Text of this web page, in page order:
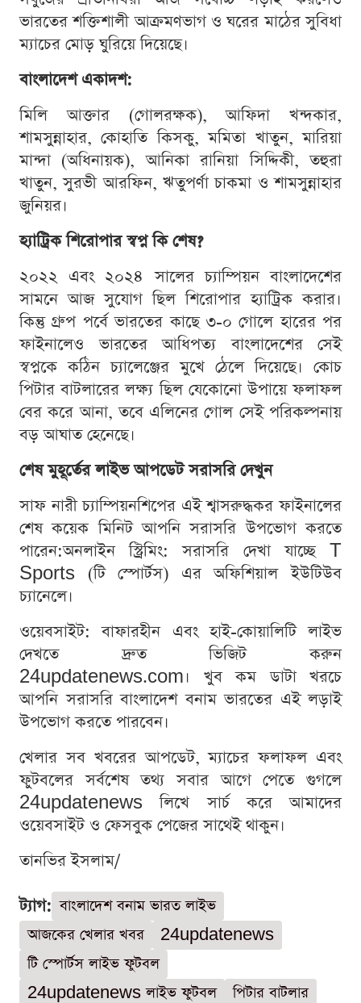
ভারতের শক্তিশালী আক্রমণভাগ ও ঘরের মাঠের সুবিধা
ম্যাচের মোড় ঘুরিয়ে দিয়েছে।
বাংলাদেশ একাদশ:
মিলি আক্তার (গোলরক্ষক), আফিদা খন্দকার,
শামসুন্নাহার, কোহাতি কিসকু, মমিতা খাতুন, মারিয়া
মান্দা (অধিনায়ক), আনিকা রানিয়া সিদ্দিকী, তহুরা
খাতুন, সুরভী আরফিন, ঋতুপর্ণা চাকমা ও শামসুন্নাহার
জুনিয়র।
হ্যাট্রিক শিরোপার স্বপ্ন কি শেষ?
২০২২ এবং ২০২৪ সালের চ্যাম্পিয়ন বাংলাদেশের
সামনে আজ সুযোগ ছিল শিরোপার হ্যাট্রিক করার।
কিন্তু গ্রুপ পর্বে ভারতের কাছে ৩-০ গোলে হারের পর
ফাইনালেও ভারতের আধিপত্য বাংলাদেশের সেই
স্বপ্নকে কঠিন চ্যালেঞ্জের মুখে ঠেলে দিয়েছে। কোচ
পিটার বাটলারের লক্ষ্য ছিল যেকোনো উপায়ে ফলাফল
বের করে আনা, তবে এলিনের গোল সেই পরিকল্পনায়
বড় আঘাত হেনেছে।
শেষ মুহূর্তের লাইভ আপডেট সরাসরি দেখুন
সাফ নারী চ্যাম্পিয়নশিপের এই শ্বাসরুদ্ধকর ফাইনালের
শেষ কয়েক মিনিট আপনি সরাসরি উপভোগ করতে
পারেন:অনলাইন স্ট্রিমিং: সরাসরি দেখা যাচ্ছে T
Sports (টি স্পোর্টস) এর অফিশিয়াল ইউটিউব
চ্যানেলে।
ওয়েবসাইট: বাফারহীন এবং হাই-কোয়ালিটি লাইভ
দেখতে দ্রুত ভিজিট করুন
24updatenews.com। খুব কম ডাটা খরচে
আপনি সরাসরি বাংলাদেশ বনাম ভারতের এই লড়াই
উপভোগ করতে পারবেন।
খেলার সব খবরের আপডেট, ম্যাচের ফলাফল এবং
ফুটবলের সর্বশেষ তথ্য সবার আগে পেতে গুগলে
24updatenews লিখে সার্চ করে আমাদের
ওয়েবসাইট ও ফেসবুক পেজের সাথেই থাকুন।
তানভির ইসলাম/
ট্যাগ: বাংলাদেশ বনাম ভারত লাইভ
আজকের খেলার খবর
24updatenews
টি স্পোর্টস লাইভ ফুটবল
24updatenews লাইভ ফুটবল
পিটার বাটলার